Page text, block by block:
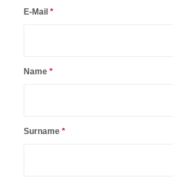
E-Mail *
Name *
Surname *